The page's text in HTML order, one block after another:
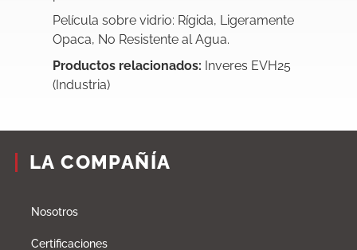
Película sobre vidrio: Rígida, Ligeramente
Opaca, No Resistente al Agua.
Productos relacionados: Inveres EVH25
(Industria)
LA COMPAÑÍA
Nosotros
Certificaciones